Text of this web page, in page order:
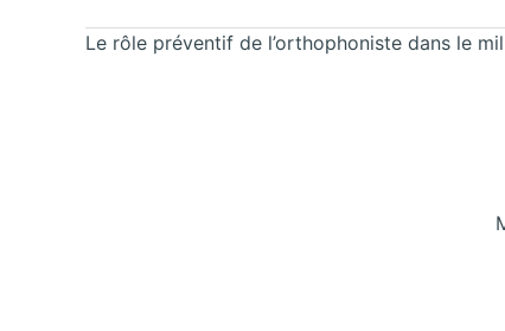
Le rôle préventif de l’orthophoniste dans le